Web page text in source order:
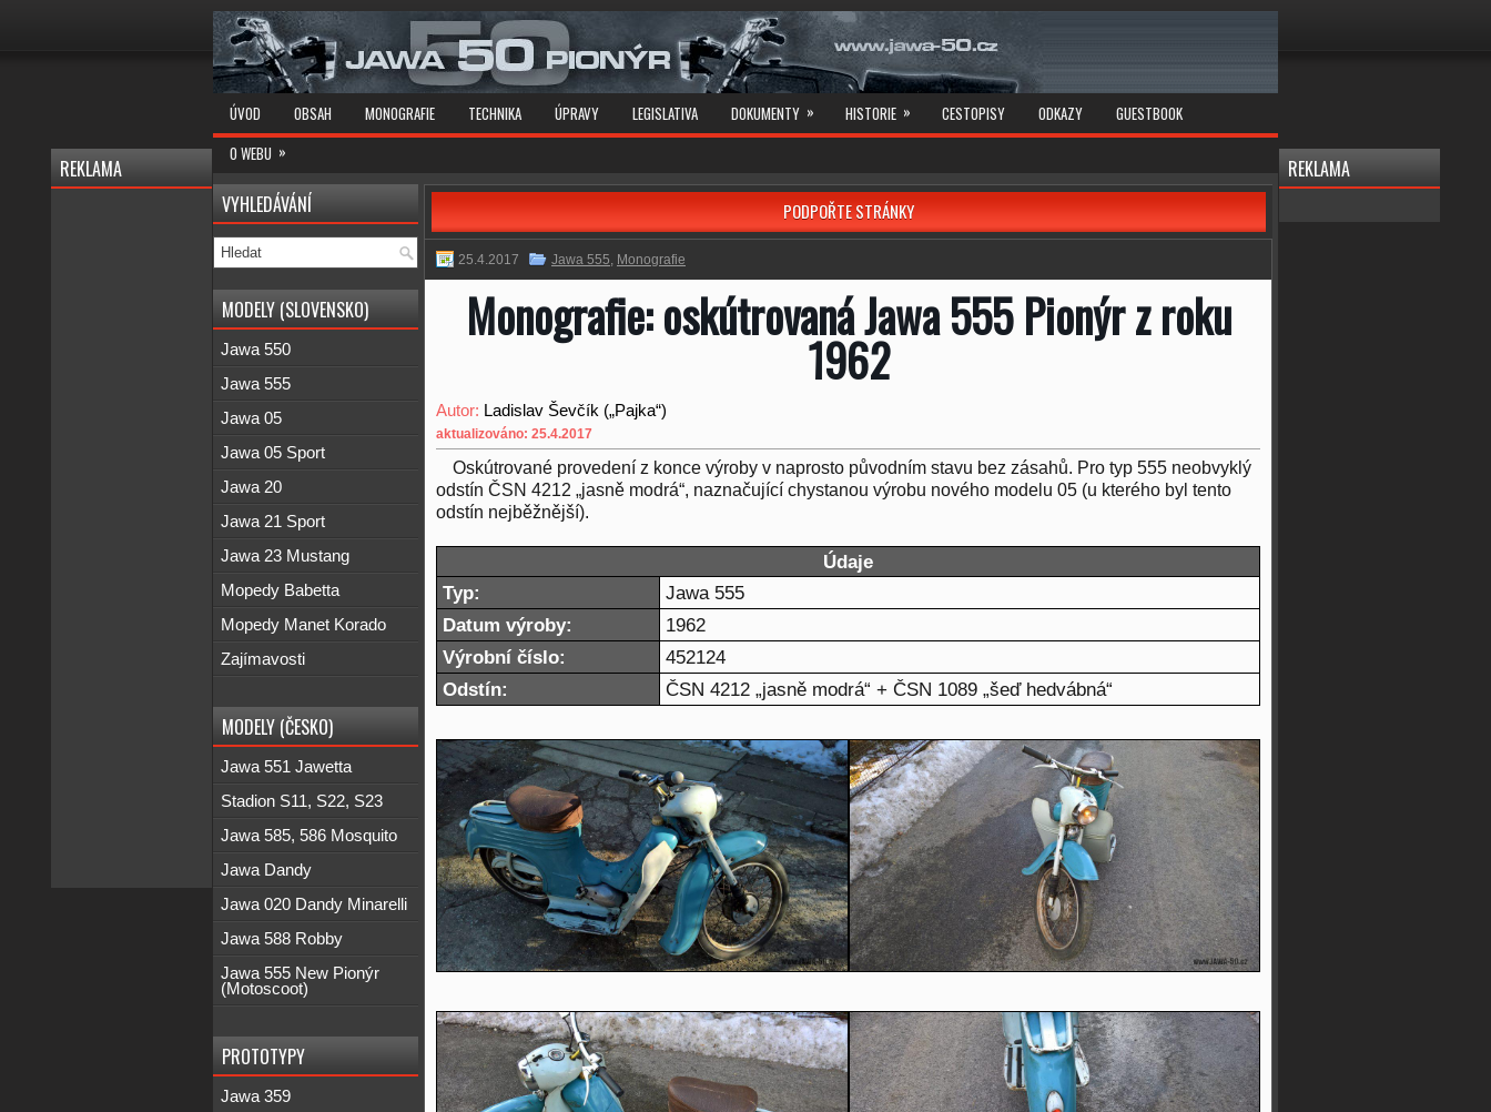
ÚVOD OBSAH MONOGRAFIE TECHNIKA ÚPRAVY LEGISLATIVA DOKUMENTY » HISTORIE » CESTOPISY ODKAZY
GUESTBOOK
O WEBU »
REKLAMA
REKLAMA
PODPOŘTE STRÁNKY
25.4.2017 Jawa 555, Monografie
Monografie: oskútrovaná Jawa 555 Pionýr z roku
1962
Autor: Ladislav Ševčík („Pajka“)
aktualizováno: 25.4.2017
Oskútrované provedení z konce výroby v naprosto původním stavu bez zásahů. Pro typ 555 neobvyklý
odstín ČSN 4212 „jasně modrá“, naznačující chystanou výrobu nového modelu 05 (u kterého byl tento
odstín nejběžnější).
Údaje
Typ:
Jawa 555
Datum výroby:
1962
Výrobní číslo:
452124
Odstín:
ČSN 4212 „jasně modrá“ + ČSN 1089 „šeď hedvábná“
VYHLEDÁVÁNÍ
MODELY (SLOVENSKO)
Jawa 550
Jawa 555
Jawa 05
Jawa 05 Sport
Jawa 20
Jawa 21 Sport
Jawa 23 Mustang
Mopedy Babetta
Mopedy Manet Korado
Zajímavosti
MODELY (ČESKO)
Jawa 551 Jawetta
Stadion S11, S22, S23
Jawa 585, 586 Mosquito
Jawa Dandy
Jawa 020 Dandy Minarelli
Jawa 588 Robby
Jawa 555 New Pionýr
(Motoscoot)
PROTOTYPY
Jawa 359